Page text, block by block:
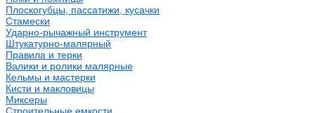
Плоскогубцы, пассатижи, кусачки
Стамески
Ударно-рычажный инструмент
Штукатурно-малярный
Правила и терки
Валики и ролики малярные
Кельмы и мастерки
Кисти и макловицы
Миксеры
Строительные емкости